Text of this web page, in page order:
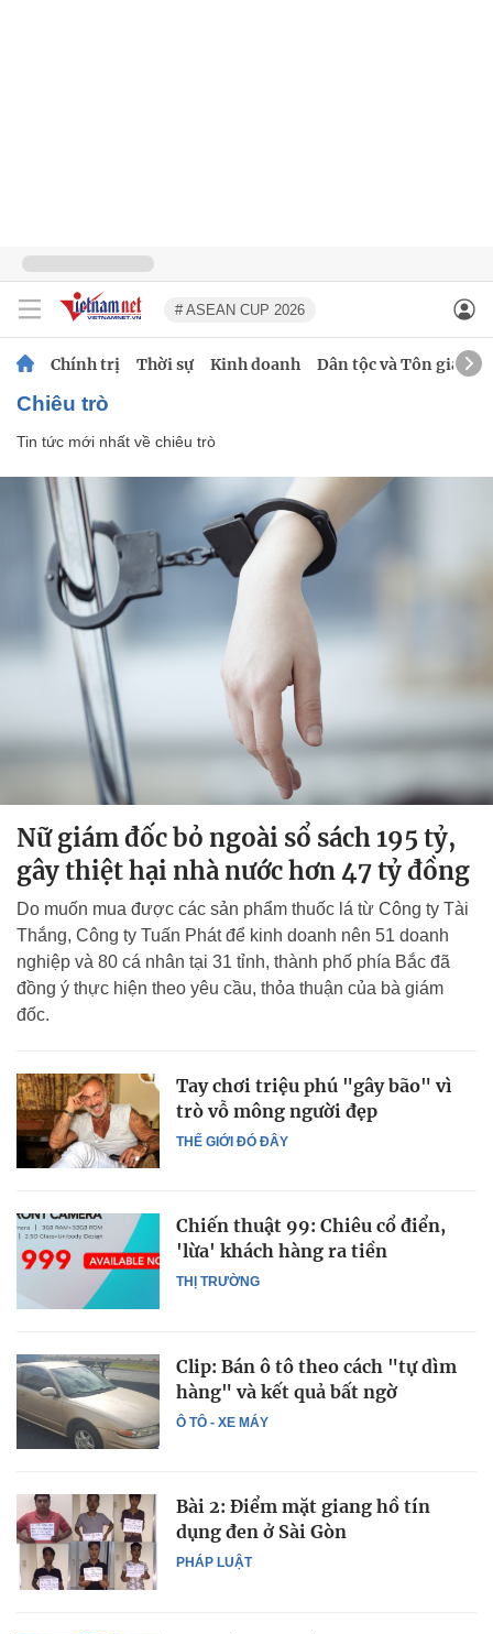
# ASEAN CUP 2026
Chính trị Thời sự Kinh doanh Dân tộc và Tôn giáo
chiêu trò
Tin tức mới nhất về chiêu trò
Nữ giám đốc bỏ ngoài sổ sách 195 tỷ,
gây thiệt hại nhà nước hơn 47 tỷ đồng
Do muốn mua được các sản phẩm thuốc lá từ Công ty Tài
Thắng, Công ty Tuấn Phát để kinh doanh nên 51 doanh
nghiệp và 80 cá nhân tại 31 tỉnh, thành phố phía Bắc đã
đồng ý thực hiện theo yêu cầu, thỏa thuận của bà giám
đốc.
THẾ GIỚI ĐÓ ĐÂY
Tay chơi triệu phú "gây bão" vì
trò vỗ mông người đẹp
THỊ TRƯỜNG
Chiến thuật 99: Chiêu cổ điển,
'lừa' khách hàng ra tiền
Ô TÔ - XE MÁY
Clip: Bán ô tô theo cách "tự dìm
hàng" và kết quả bất ngờ
PHÁP LUẬT
Bài 2: Điểm mặt giang hồ tín
dụng đen ở Sài Gòn